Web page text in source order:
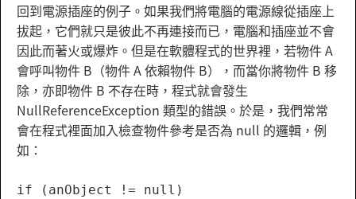
回到電源插座的例子。如果我們將電腦的電源線從插座上
拔起，它們就只是彼此不再連接而已，電腦和插座並不會
因此而著火或爆炸。但是在軟體程式的世界裡，若物件 A
會呼叫物件 B（物件 A 依賴物件 B），而當你將物件 B 移
除，亦即物件 B 不存在時，程式就會發生
NullReferenceException 類型的錯誤。於是，我們常常
會在程式裡面加入檢查物件參考是否為 null 的邏輯，例
如：
if (anObject != null)